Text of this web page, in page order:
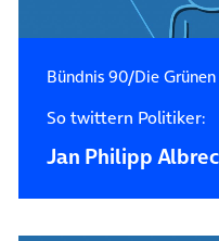
Bündnis 90/Die Grünen
So twittern Politiker:
Jan Philipp